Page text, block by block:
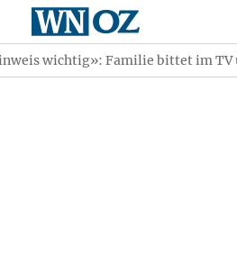
wichtig»: Familie bittet im